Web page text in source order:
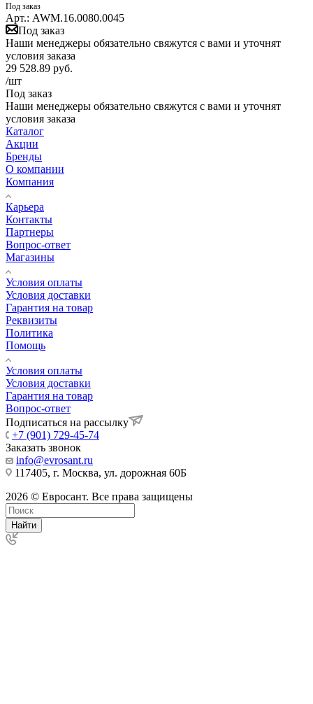
Под заказ
Арт.: AWM.16.0080.0045
Под заказ
Наши менеджеры обязательно свяжутся с вами и уточнят
условия заказа
29 528.89 руб.
/шт
Под заказ
Наши менеджеры обязательно свяжутся с вами и уточнят
условия заказа
Каталог
Акции
Бренды
О компании
Компания
Карьера
Контакты
Партнеры
Вопрос-ответ
Магазины
Условия оплаты
Условия доставки
Гарантия на товар
Реквизиты
Политика
Помощь
Условия оплаты
Условия доставки
Гарантия на товар
Вопрос-ответ
Подписаться на рассылку
+7 (901) 729-45-74
Заказать звонок
info@evrosant.ru
117405, г. Москва, ул. дорожная 60Б
2026 © Евросант. Все права защищены
Найти